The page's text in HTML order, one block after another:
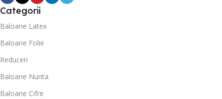
Categorii
Baloane Latex
Baloane Folie
Reduceri
Baloane Nunta
Baloane Cifre